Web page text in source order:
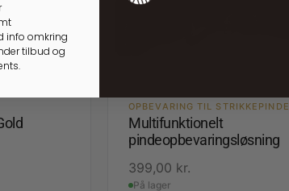
OPBEVARING TIL STRIKKEPINDE
Multifunktionelt
pindeopbevaringsløsning
399,00 kr.
På lager
info omkring
tilbud og